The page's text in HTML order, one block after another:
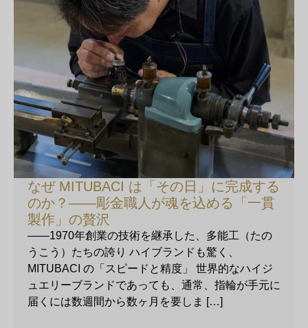
なぜ MITUBACI は「その日」に完成する
のか？——彫金職人が魂を込める「一貫
製作」の贅沢
——1970年創業の技術を継承した、多能工（たの
うこう）たちの誇り ハイブランドも驚く、
MITUBACI の「スピードと精度」 世界的なハイジ
ュエリーブランドであっても、通常、指輪が手元に
届くには数週間から数ヶ月を要しま […]